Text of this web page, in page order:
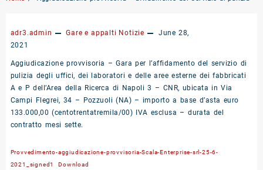
adr3.admin Gare e appalti Notizie
June 28,
2021
Aggiudicazione provvisoria – Gara per l’affidamento del servizio di
pulizia degli uffici, dei laboratori e delle aree esterne dei fabbricati
A e P dell’Area della Ricerca di Napoli 3 – CNR, ubicata in Via
Campi Flegrei, 34 – Pozzuoli (NA) – importo a base d’asta euro
133.000,00 (centotrentatremila/00) IVA esclusa – durata del
contratto mesi sette.
Provvedimento-aggiudicazione-provvisoria-Scala-Enterprise-srl-25-6-
2021_signed1
Download